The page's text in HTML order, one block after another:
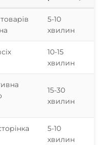
5-10
хвилин
10-15
хвилин
15-30
хвилин
5-10
хвилин